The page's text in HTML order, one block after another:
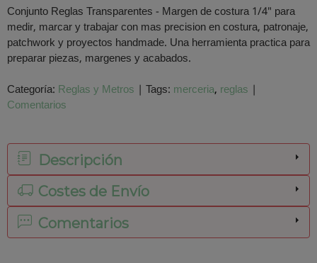
Conjunto Reglas Transparentes - Margen de costura 1/4" para
medir, marcar y trabajar con mas precision en costura, patronaje,
patchwork y proyectos handmade. Una herramienta practica para
preparar piezas, margenes y acabados.
Categoría: Reglas y Metros | Tags: merceria reglas |
Comentarios
Descripción
Costes de Envío
Comentarios